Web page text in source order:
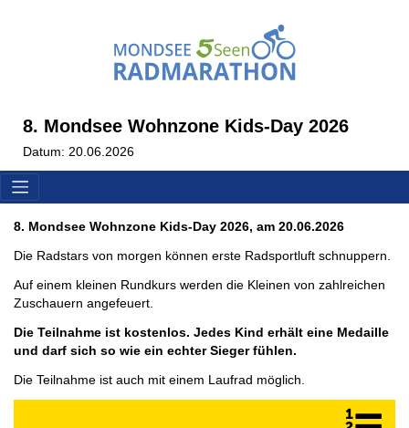
8. Mondsee Wohnzone Kids-Day 2026
Datum: 20.06.2026
8. Mondsee Wohnzone Kids-Day 2026, am 20.06.2026
Die Radstars von morgen können erste Radsportluft schnuppern.
Auf einem kleinen Rundkurs werden die Kleinen von zahlreichen
Zuschauern angefeuert.
Die Teilnahme ist kostenlos. Jedes Kind erhält eine Medaille
und darf sich so wie ein echter Sieger fühlen.
Die Teilnahme ist auch mit einem Laufrad möglich.